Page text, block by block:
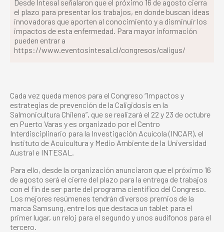
Desde Intesal señalaron que el próximo 16 de agosto cierra
el plazo para presentar los trabajos, en donde buscan ideas
innovadoras que aporten al conocimiento y a disminuir los
impactos de esta enfermedad. Para mayor información
pueden entrar a
https://www.eventosintesal.cl/congresos/caligus/
Cada vez queda menos para el Congreso “Impactos y
estrategias de prevención de la Caligidosis en la
Salmonicultura Chilena”, que se realizará el 22 y 23 de octubre
en Puerto Varas y es organizado por el Centro
Interdisciplinario para la Investigación Acuícola (INCAR), el
Instituto de Acuicultura y Medio Ambiente de la Universidad
Austral e INTESAL.
Para ello, desde la organización anunciaron que el próximo 16
de agosto será el cierre del plazo para la entrega de trabajos
con el fin de ser parte del programa científico del Congreso.
Los mejores resúmenes tendrán diversos premios de la
marca Samsung, entre los que destaca un tablet para el
primer lugar, un reloj para el segundo y unos audífonos para el
tercero.